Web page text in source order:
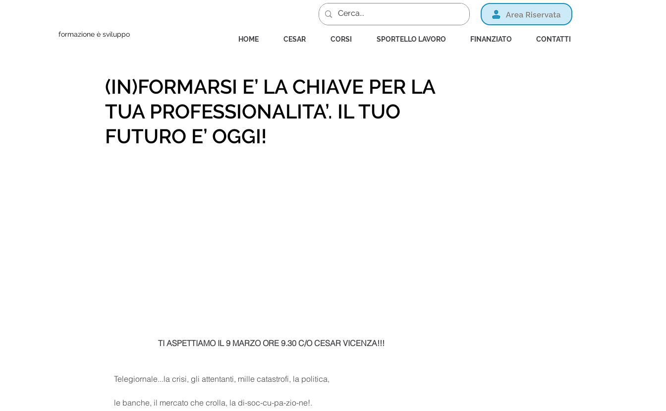
formazione è sviluppo
HOME CESAR CORSI SPORTELLO LAVORO FINANZIATO CONTATTI
(IN)FORMARSI E’ LA CHIAVE PER LA
TUA PROFESSIONALITA’. IL TUO
FUTURO E’ OGGI!
TI ASPETTIAMO IL 9 MARZO ORE 9.30 C/O CESAR VICENZA!!!
Telegiornale...la crisi, gli attentanti, mille catastrofi, la politica,
le banche, il mercato che crolla, la di-soc-cu-pa-zio-ne!.